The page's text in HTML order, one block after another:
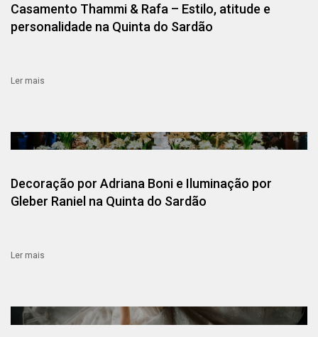
Casamento Thammi & Rafa – Estilo, atitude e
personalidade na Quinta do Sardão
Ler mais
Decoração por Adriana Boni e Iluminação por
Gleber Raniel na Quinta do Sardão
Ler mais